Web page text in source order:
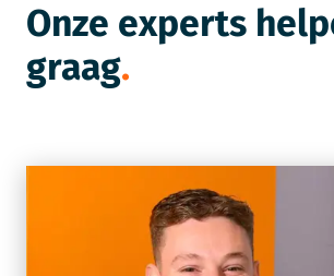
Onze experts
graag